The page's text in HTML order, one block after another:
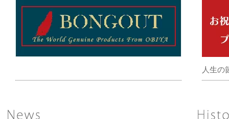
人生の